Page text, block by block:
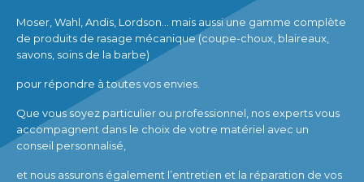
Moser, Wahl, Andis, Lordson… mais aussi une gamme complète
de produits de rasage mécanique (coupe-choux, blaireaux,
savons, soins de la barbe)
pour répondre à toutes vos envies.
Que vous soyez particulier ou professionnel, nos experts vous
accompagnent dans le choix de votre matériel avec un
conseil personnalisé,
et nous assurons également l’entretien et la réparation de vos